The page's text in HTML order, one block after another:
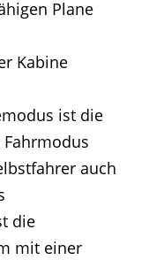
Plane
Kabine
ist die
auch
die
mit einer